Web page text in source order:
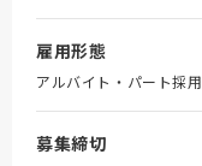
雇用形態
アルバイト・パート採用
募集締切